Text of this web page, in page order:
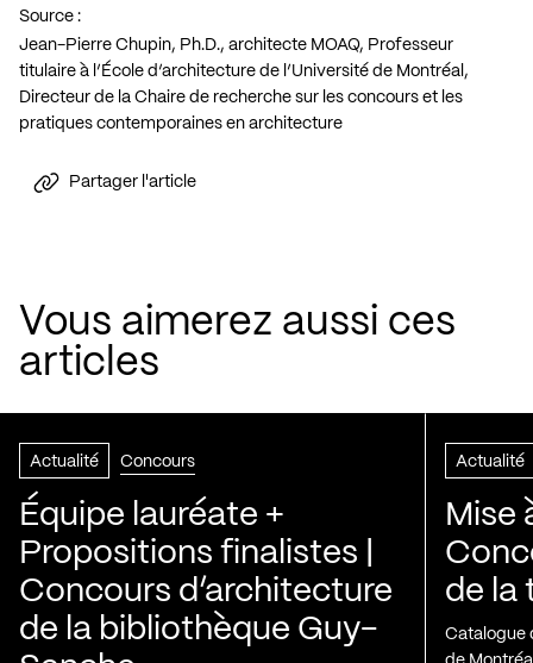
Source :
Jean-Pierre Chupin, Ph.D., architecte MOAQ, Professeur
titulaire à l’École d’architecture de l’Université de Montréal,
Directeur de la Chaire de recherche sur les concours et les
pratiques contemporaines en architecture
Partager l'article
Vous aimerez aussi ces
articles
Actualité Concours
Équipe lauréate +
Propositions finalistes |
Concours d’architecture
de la bibliothèque Guy-
Actualité
Mise
de la
Catalogue